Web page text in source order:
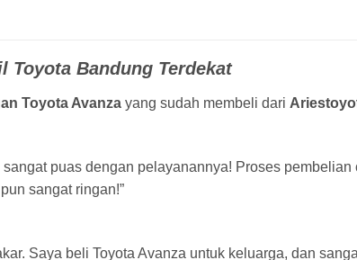
Toyota Bandung Terdekat
Toyota Avanza yang sudah membeli dari
puas dengan pelayanannya! Proses
sangat ringan!”
Saya beli Toyota Avanza untuk keluarga, dan